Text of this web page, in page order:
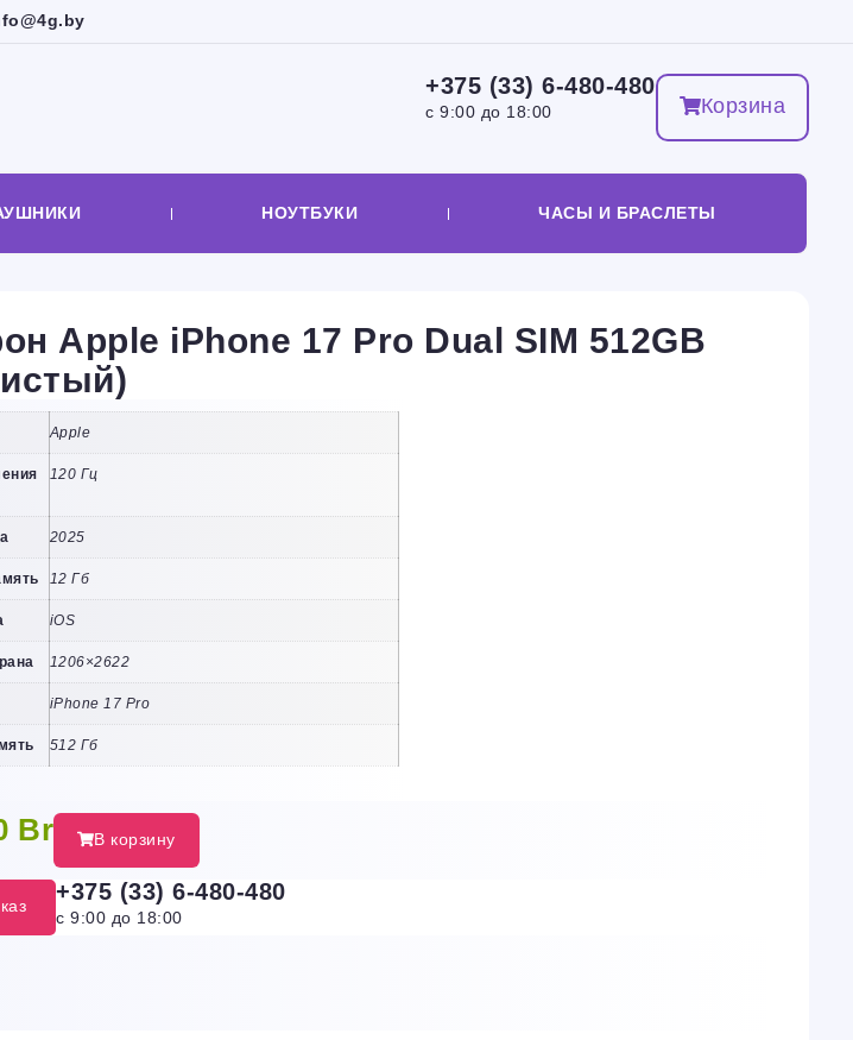
+375 (33) 6-480-480
с 9:00 до 18:00 Корзина
НОУТБУКИ ЧАСЫ И БРАСЛЕТЫ
Apple iPhone 17 Pro Dual SIM 512GB
Apple
120 Гц
2025
12 Гб
iOS
1206×2622
iPhone 17 Pro
512 Гб
Br В корзину
+375 (33) 6-480-480
с 9:00 до 18:00